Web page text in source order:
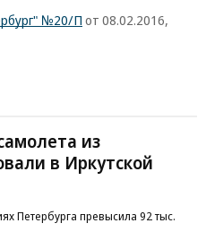
№20/Пот 08.02.2016,
из
в Иркутской
Петербурга превысила 92 тыс.